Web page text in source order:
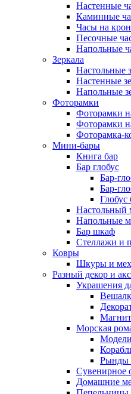
Настенные
Каминные
Часы на
Песочные
Напольные
Зеркала
Настольные
Настенные
Напольные
Фоторамки
Фоторамки
Фоторамки
Фоторамка-
Мини-бары
Книга бар
Бар глобус
Бар-
Бар-
Глобус
Настольный
Напольные
Бар шкаф
Стеллажи и
Ковры
Шкуры и мех
Разный декор и
Украшения
Морская
Рынды
Сувенирное
Домашние